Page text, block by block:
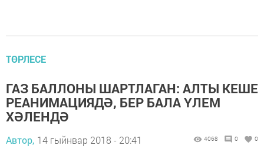
ТӨРЛЕСЕ
ГАЗ БАЛЛОНЫ ШАРТЛАГАН: АЛТЫ КЕШЕ
РЕАНИМАЦИЯДӘ, БЕР БАЛА ҮЛЕМ
ХӘЛЕНДӘ
Автор, 14 гыйнвар 2018 - 20:41 4068 0 0